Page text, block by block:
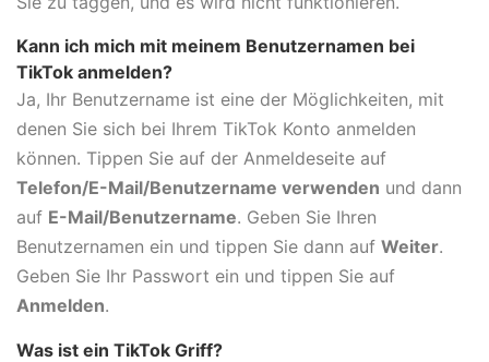
Kann ich mich mit meinem Benutzernamen bei
TikTok anmelden?
Ja, Ihr Benutzername ist eine der Möglichkeiten, mit
denen Sie sich bei Ihrem TikTok Konto anmelden
können. Tippen Sie auf der Anmeldeseite auf
Telefon/E-Mail/Benutzername verwenden und dann
auf E-Mail/Benutzername. Geben Sie Ihren
Benutzernamen ein und tippen Sie dann auf Weiter.
Geben Sie Ihr Passwort ein und tippen Sie auf
Anmelden.
Was ist ein TikTok Griff?